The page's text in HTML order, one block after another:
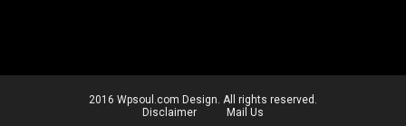
2016 Wpsoul.com Design. All rights reserved.
Disclaimer
Mail Us